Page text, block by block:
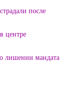
после
центре
лишении мандата